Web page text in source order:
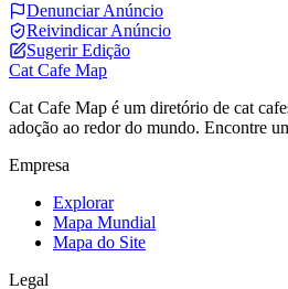
Denunciar Anúncio
Reivindicar Anúncio
Sugerir Edição
Cat Cafe Map
Cat Cafe Map é um diretório de cat
adoção ao redor do mundo. Encontre
Empresa
Explorar
Mapa Mundial
Mapa do Site
Legal